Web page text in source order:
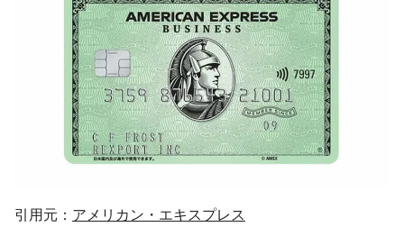
引用元： アメリカン・エキスプレス